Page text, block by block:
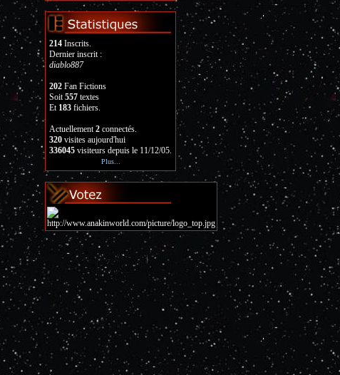
214 Inscrits.
Dernier inscrit :
diablo887
202 Fan Fictions
Soit557 textes
Et 183 fichiers.
Actuellement2 connectés.
320 visites aujourd'hui
336045 visiteurs depuis le 11/12/05.
Plus...